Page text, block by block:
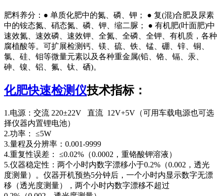
肥料养分：● 单质化肥中的氮、磷、钾； ● 复(混)合肥及尿素
中的铵态氮、硝态氮、磷、钾、缩二脲； ● 有机肥(叶面肥)中
速效氮、速效磷、速效钾、全氮、全磷、全钾、有机质，各种
腐植酸等。可扩展检测钙、镁、硫、铁、锰、硼、锌、铜、
氯、硅、钼等微量元素以及各种重金属(铅、铬、镉、汞、
砷、镍、铝、氟、钛、硒)。
化肥快速检测仪技术指标：
1.电源：交流 220±22V 直流 12V+5V（可用车载电源也可选
择仪器内置锂电池）
2.功率： ≤5W
3.量程及分辨率：0.001-9999
4.重复性误差： ≤0.02%（0.0002，重铬酸钾溶液）
5.仪器稳定性：两个小时内数字漂移小于0.2%（0.002，透光
度测量）。仪器开机预热5分钟后，一个小时内显示数字无漂
移（透光度测量），两个小时内数字漂移不超过